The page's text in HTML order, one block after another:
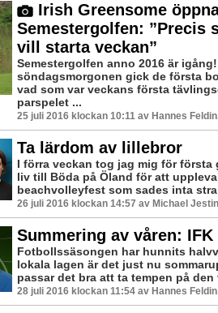
Irish Greensome
Semestergolfen: ”Precis
vill starta veckan”
Semestergolfen anno 2016 är igång!
söndagsmorgonen gick de första
vad som var veckans första
parspelet ...
25 juli 2016 klockan 10:11 av Hannes
Ta lärdom av lillebror
I förra veckan tog jag mig för första
liv till Böda på Öland för att
beachvolleyfest som sades inta
26 juli 2016 klockan 14:57 av Michael
Summering av våren: IFK
Fotbollssäsongen har hunnits
lokala lagen är det just nu
passar det bra att ta tempen på den
28 juli 2016 klockan 11:54 av Hannes